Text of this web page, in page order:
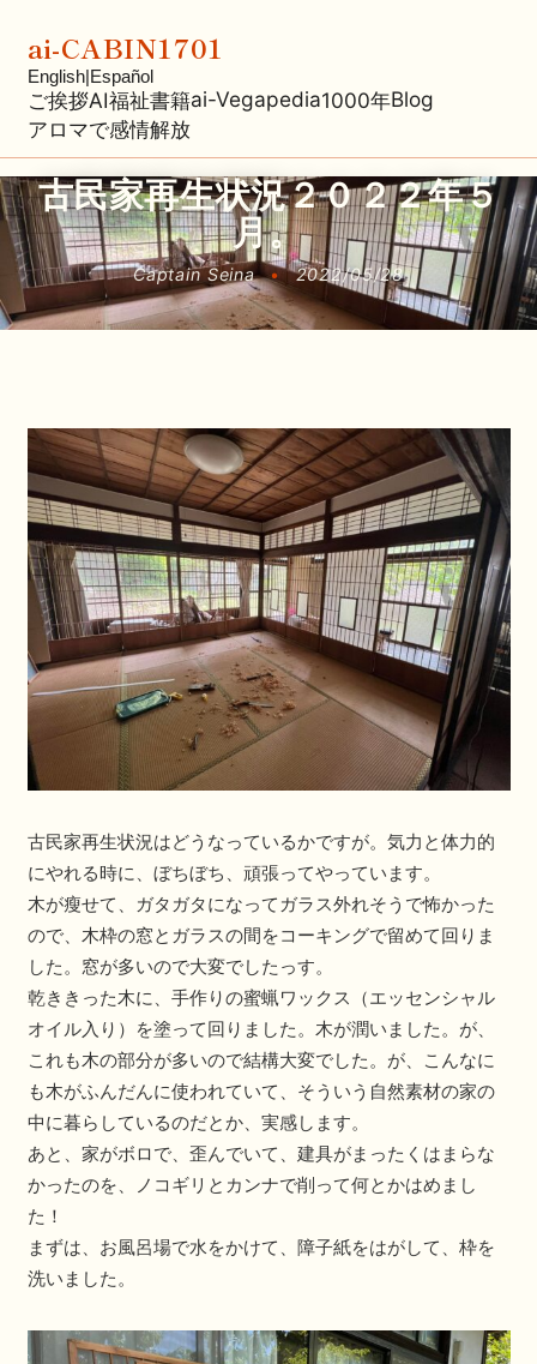
ai-CABIN1701
English|Español
ご挨拶AI福祉書籍ai-Vegapedia1000年Blog
アロマで感情解放
古民家再生状況２０２２年５
月。
Captain Seina • 2022/05/28
古民家再生状況はどうなっているかですが。気力と体力的
にやれる時に、ぼちぼち、頑張ってやっています。
木が瘦せて、ガタガタになってガラス外れそうで怖かった
ので、木枠の窓とガラスの間をコーキングで留めて回りま
した。窓が多いので大変でしたっす。
乾ききった木に、手作りの蜜蝋ワックス（エッセンシャル
オイル入り）を塗って回りました。木が潤いました。が、
これも木の部分が多いので結構大変でした。が、こんなに
も木がふんだんに使われていて、そういう自然素材の家の
中に暮らしているのだとか、実感します。
あと、家がボロで、歪んでいて、建具がまったくはまらな
かったのを、ノコギリとカンナで削って何とかはめまし
た！
まずは、お風呂場で水をかけて、障子紙をはがして、枠を
洗いました。